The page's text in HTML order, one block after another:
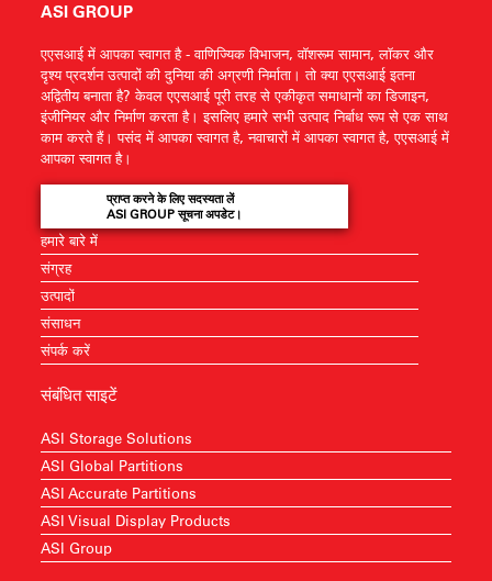
ASI GROUP
एएसआई में आपका स्वागत है - वाणिज्यिक विभाजन, वॉशरूम सामान, लॉकर और
दृश्य प्रदर्शन उत्पादों की दुनिया की अग्रणी निर्माता। तो क्या एएसआई इतना
अद्वितीय बनाता है? केवल एएसआई पूरी तरह से एकीकृत समाधानों का डिजाइन,
इंजीनियर और निर्माण करता है। इसलिए हमारे सभी उत्पाद निर्बाध रूप से एक साथ
काम करते हैं। पसंद में आपका स्वागत है, नवाचारों में आपका स्वागत है, एएसआई में
आपका स्वागत है।
प्राप्त करने के लिए सदस्यता लें
ASI GROUP सूचना अपडेट।
हमारे बारे में
संग्रह
उत्पादों
संसाधन
संपर्क करें
संबंधित साइटें
ASI Storage Solutions
ASI Global Partitions
ASI Accurate Partitions
ASI Visual Display Products
ASI Group